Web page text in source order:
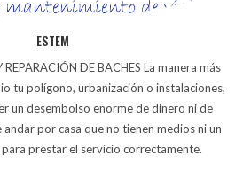
ESTEM
REPARACIÓN DE BACHES La manera más
tu polígono, urbanización o instalaciones,
un desembolso enorme de dinero ni de
por casa que no tienen medios ni un
prestar el servicio correctamente.